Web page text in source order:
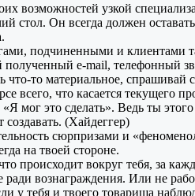
возможностей узкой
стол. Он всегда должен
подчиненными и клиентами
полученный е-mail, телефонный
что-то материальное, спрашивай
всего, что касается текущего
«Я мог это сделать». Ведь ты этого
(Хайдеггер)
сюрпризами и
на твоей стороне.
происходит вокруг тебя, за
ради вознаграждения. Или не
у тебя и твоего товарища